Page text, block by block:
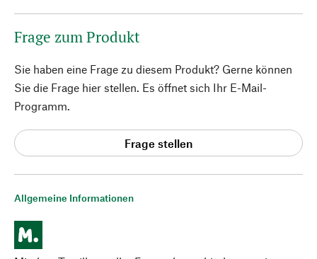
Allgemeine Informationen
Frage zum Produkt
Sie haben eine Frage zu diesem Produkt? Gerne können
Sie die Frage hier stellen. Es öffnet sich Ihr E-Mail-
Programm.
Frage stellen